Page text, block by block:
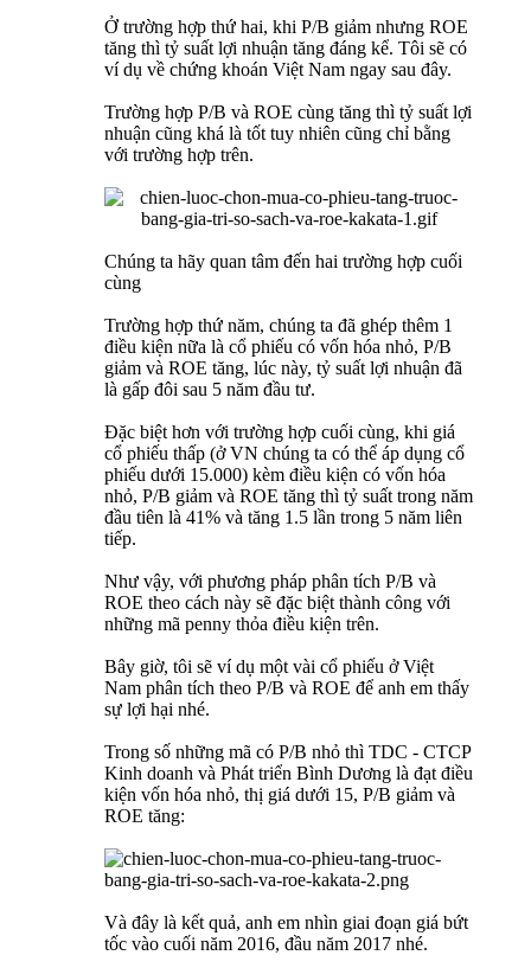
Ở trường hợp thứ hai, khi P/B giảm nhưng ROE
tăng thì tỷ suất lợi nhuận tăng đáng kể. Tôi sẽ có
ví dụ về chứng khoán Việt Nam ngay sau đây.
Trường hợp P/B và ROE cùng tăng thì tỷ suất lợi
nhuận cũng khá là tốt tuy nhiên cũng chỉ bằng
với trường hợp trên.
Chúng ta hãy quan tâm đến hai trường hợp cuối
cùng
Trường hợp thứ năm, chúng ta đã ghép thêm 1
điều kiện nữa là cổ phiếu có vốn hóa nhỏ, P/B
giảm và ROE tăng, lúc này, tỷ suất lợi nhuận đã
là gấp đôi sau 5 năm đầu tư.
Đặc biệt hơn với trường hợp cuối cùng, khi giá
cổ phiếu thấp (ở VN chúng ta có thể áp dụng cổ
phiếu dưới 15.000) kèm điều kiện có vốn hóa
nhỏ, P/B giảm và ROE tăng thì tỷ suất trong năm
đầu tiên là 41% và tăng 1.5 lần trong 5 năm liên
tiếp.
Như vậy, với phương pháp phân tích P/B và
ROE theo cách này sẽ đặc biệt thành công với
những mã penny thỏa điều kiện trên.
Bây giờ, tôi sẽ ví dụ một vài cổ phiếu ở Việt
Nam phân tích theo P/B và ROE để anh em thấy
sự lợi hại nhé.
Trong số những mã có P/B nhỏ thì TDC - CTCP
Kinh doanh và Phát triển Bình Dương là đạt điều
kiện vốn hóa nhỏ, thị giá dưới 15, P/B giảm và
ROE tăng:
Và đây là kết quả, anh em nhìn giai đoạn giá bứt
tốc vào cuối năm 2016, đầu năm 2017 nhé.